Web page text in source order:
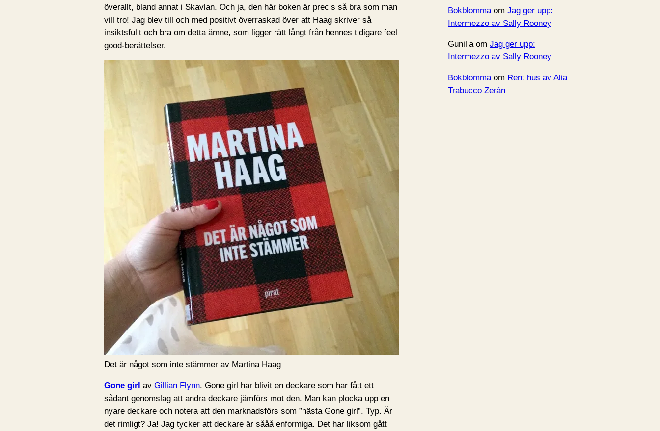
överallt, bland annat i Skavlan. Och ja, den här boken är precis så bra som man
vill tro! Jag blev till och med positivt överraskad över att Haag skriver så
insiktsfullt och bra om detta ämne, som ligger rätt långt från hennes tidigare feel
good-berättelser.
Det är något som inte stämmer av Martina Haag
Gone girl av Gillian Flynn. Gone girl har blivit en deckare som har fått ett
sådant genomslag att andra deckare jämförs mot den. Man kan plocka upp en
nyare deckare och notera att den marknadsförs som ”nästa Gone girl”. Typ. Är
det rimligt? Ja! Jag tycker att deckare är sååå enformiga. Det har liksom gått
Bokblomma om Jag ger upp:
Intermezzo av Sally Rooney
Gunillaom Jag ger upp:
Intermezzo av Sally Rooney
Bokblommaom Rent hus av Alia
Trabucco Zerán